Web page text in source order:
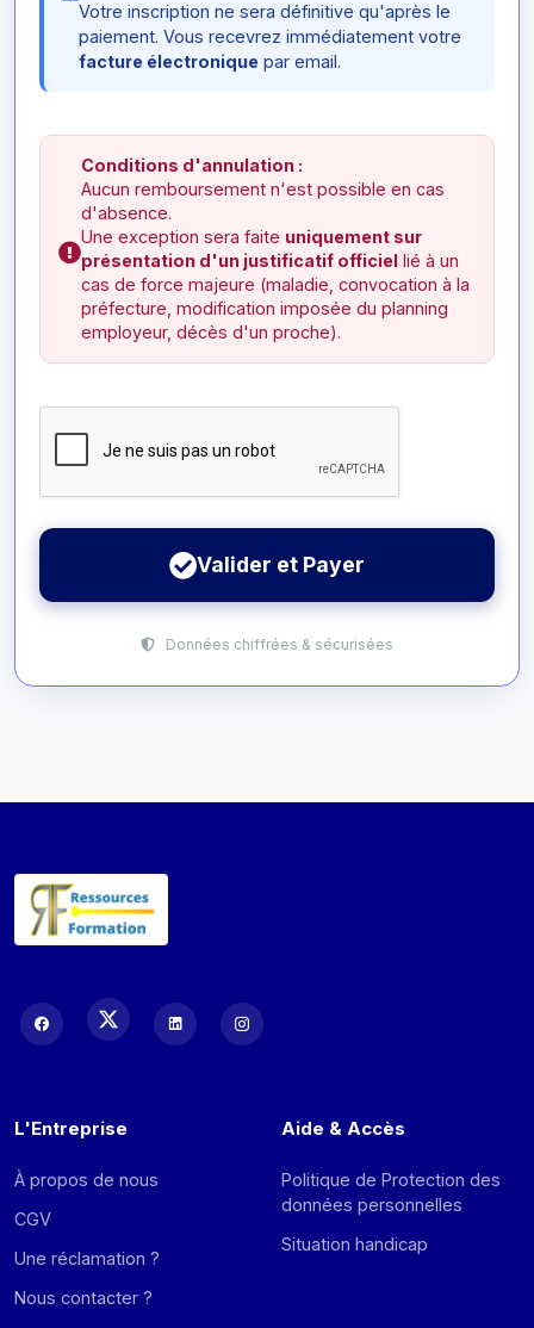
Votre inscription ne sera définitive qu'après le
paiement. Vous recevrez immédiatement votre
facture électronique par email.
Conditions d'annulation :
Aucun remboursement n'est possible en cas
d'absence.
Une exception sera faite uniquement sur
présentation d'un justificatif officiel lié à un
cas de force majeure (maladie, convocation à la
préfecture, modification imposée du planning
employeur, décès d'un proche).
Valider et Payer
Données chiffrées & sécurisées
L'Entreprise
À propos de nous
CGV
Une réclamation ?
Nous contacter ?
Aide & Accès
Politique de Protection des
données personnelles
Situation handicap